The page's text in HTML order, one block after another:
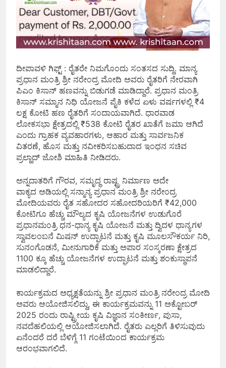
ದೀಪಾವಳಿ ಗಿಫ್ಟ್ : ರೈತರೇ ನಿಮಗೊಂದು ಸಂತಸದ ಸುದ್ದಿ. ಮಾನ್ಯ
ಪ್ರಧಾನ ಮಂತ್ರಿ ಶ್ರೀ ನರೇಂದ್ರ ಮೋದಿ ಅವರು ರೈತರಿಗೆ ನೇರವಾಗಿ
ಪಿಎಂ ಕಿಸಾನ್ ಹಣವನ್ನು ಬಿಡುಗಡೆ ಮಾಡಿದ್ದಾರೆ. ಪ್ರಧಾನ ಮಂತ್ರಿ
ಕಿಸಾನ್‌ ಸಮ್ಮಾನ ನಿಧಿ ಯೋಜನೆ ಪೈಕಿ ಕಳೆದ ಏಳು ವರ್ಷಗಳಲ್ಲಿ ₹4
ಲಕ್ಷ ಕೋಟಿ ಹಣ ರೈತರಿಗೆ ಸಂದಾಯವಾಗಿದೆ. ಧಾರವಾಡ
ಲೋಕಸಭಾ ಕ್ಷೇತ್ರದಲ್ಲಿ ₹538 ಕೋಟಿ ರೈತರ ಖಾತೆಗೆ ಜಮಾ ಆಗಿದೆ
ಎಂದು ಗ್ರಾಹಕ ವ್ಯವಹಾರಗಳು, ಆಹಾರ ಮತ್ತು ಸಾರ್ವಜನಿಕ
ವಿತರಣೆ, ಹೊಸ ಮತ್ತು ನವೀಕರಿಸಬಹುದಾದ ಇಂಧನ ಸಚಿವ
ಪ್ರಲ್ಹಾದ್ ಜೋಶಿ ಮಾಹಿತಿ ನೀಡಿದರು.
ಅನ್ನದಾತರಿಗೆ ಗೌರವ, ಸಮೃದ್ಧ ರಾಷ್ಟ್ರ ನಿರ್ಮಾಣ ಅದೇ
ವಾಕ್ಯದ ಅಡಿಯಲ್ಲಿ ಸನ್ಮಾನ್ಯ ಪ್ರಧಾನ ಮಂತ್ರಿ ಶ್ರೀ ನರೇಂದ್ರ
ಮೋದಿಯವರು ರೈತ ಸಹೋದರ ಸಹೋದರಿಯರಿಗೆ ₹42,000
ಕೋಟಿಗೂ ಹೆಚ್ಚು ಮೌಲ್ಯದ ಕೃಷಿ ಯೋಜನೆಗಳ ಉಡುಗೊರೆ
ಪ್ರಧಾನಮಂತ್ರಿ ಧನ-ಧಾನ್ಯ ಕೃಷಿ ಯೋಜನೆ ಮತ್ತು ದ್ವಿದಳ ಧಾನ್ಯಗಳ
ಸ್ವಾವಲಂಬನೆ ಮಿಷನ್ ಉದ್ಘಾಟನೆ ಮತ್ತು ಕೃಷಿ ಮೂಲಸೌಕರ್ಯ ನಿರಿ,
ಸುನಂಗೊಡನೆ, ಮೀನುಗಾರಿಕೆ ಮತ್ತು ಅಪಾರ ಸಂಸ್ಕರಣಾ ಕ್ಷೇತ್ರದ
1100 ಕ್ಕೂ ಹೆಚ್ಚು ಯೋಜನೆಗಳ ಉದ್ಘಾಟನೆ ಮತ್ತು ಶಂಕುಸ್ಥಾಪನೆ
ಮಾಡಲಿದ್ದಾರೆ.
ಕಾರ್ಯಕ್ರಮದ ಅಧ್ಯಕ್ಷತೆಯನ್ನು ಶ್ರೀ ಪ್ರಧಾನ ಮಂತ್ರಿ ನರೇಂದ್ರ ಮೋದಿ
ಅವರು ಆಯೋಜಿಸಲಿದ್ದು, ಈ ಕಾರ್ಯಕ್ರಮವನ್ನು 11 ಅಕ್ಟೋಬರ್
2025 ರಂದು ರಾಷ್ಟ್ರೀಯ ಕೃಷಿ ವಿಜ್ಞಾನ ಸಂಕೀರ್ಣ, ಪುಸಾ,
ನವದೆಹಲಿಯಲ್ಲಿ ಆಯೋಜಿಸಲಾಗಿದೆ. ರೈತರು ಎಲ್ಲರಿಗೆ ತಿಳಿಸುವುದು
ಏನೆಂದರೆ ದರೆ ಬೆಳಿಗ್ಗೆ 11 ಗಂಟೆಯಿಂದ ಕಾರ್ಯಕ್ರಮ
ಆರಂಭವಾಗಲಿದೆ.